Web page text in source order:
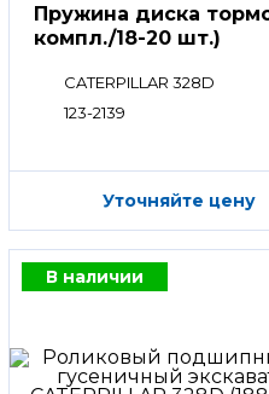
Пружина диска
компл./18-20 шт.)
CATERPILLAR 328D
123-2139
Уточняйте цену
В наличии